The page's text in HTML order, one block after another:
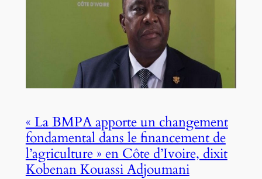
« La BMPA apporte un changement
fondamental dans le financement de
l’agriculture » en Côte d’Ivoire, dixit
Kobenan Kouassi Adjoumani